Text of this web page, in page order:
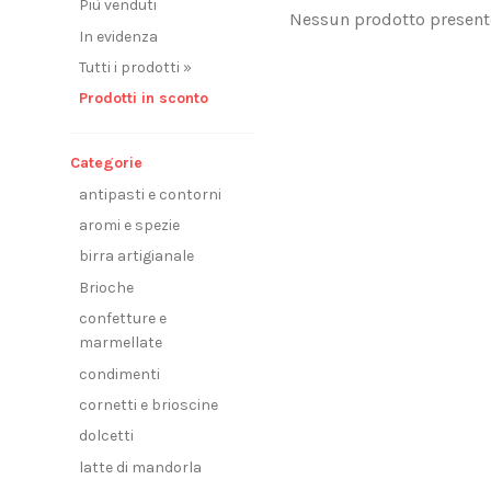
Più venduti
In evidenza
Tutti i prodotti »
Prodotti in sconto
Categorie
antipasti e contorni
aromi e spezie
birra artigianale
Brioche
confetture e
marmellate
condimenti
cornetti e brioscine
dolcetti
latte di mandorla
Nessun prodotto